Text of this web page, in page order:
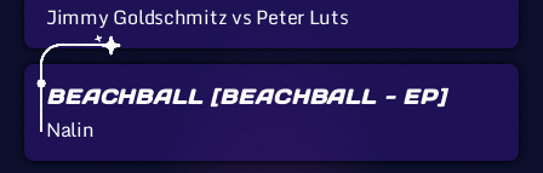
Jimmy Goldschmitz vs Peter Luts
BEACHBALL [BEACHBALL - EP]
Nalin